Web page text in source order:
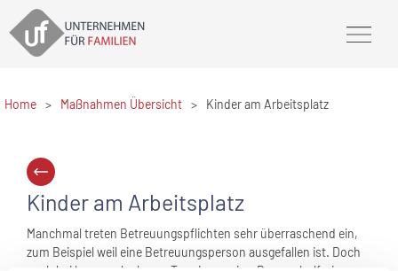
Home > Maßnahmen Übersicht > Kinder am Arbeitsplatz
Kinder am Arbeitsplatz
Manchmal treten Betreuungspflichten sehr überraschend ein,
zum Beispiel weil eine Betreuungsperson ausgefallen ist. Doch